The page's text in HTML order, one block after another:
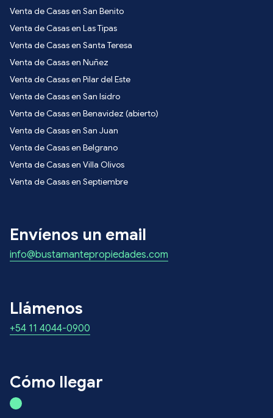
Venta de Casas en San Benito
Venta de Casas en Las Tipas
Venta de Casas en Santa Teresa
Venta de Casas en Nuñez
Venta de Casas en Pilar del Este
Venta de Casas en San Isidro
Venta de Casas en Benavidez (abierto)
Venta de Casas en San Juan
Venta de Casas en Belgrano
Venta de Casas en Villa Olivos
Venta de Casas en Septiembre
Envíenos un email
info@bustamantepropiedades.com
Llámenos
+54 11 4044-0900
Cómo llegar